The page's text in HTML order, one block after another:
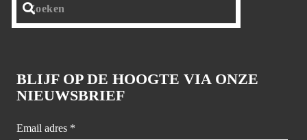
BLIJF OP DE HOOGTE VIA ONZE
NIEUWSBRIEF
Email adres *